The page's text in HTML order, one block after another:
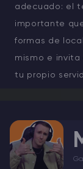
adecuado: el
importante
formas de
mismo e invita
tu propio